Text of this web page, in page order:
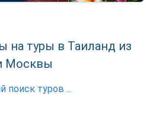
туры в Таиланд из
Москвы
поиск туров ...